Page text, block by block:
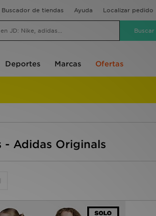
Buscador de tiendas Ayuda Localizar pedido
Deportes Marcas Ofertas
- Adidas Originals